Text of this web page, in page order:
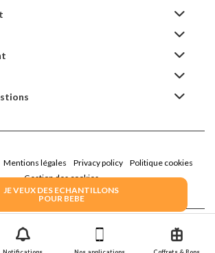
JE VEUX DES ECHANTILLONS
POUR BEBE
Mentions légales Privacy policy
Politique cookies
Gestion des cookies
2022 Family Service - la Boîte Rose